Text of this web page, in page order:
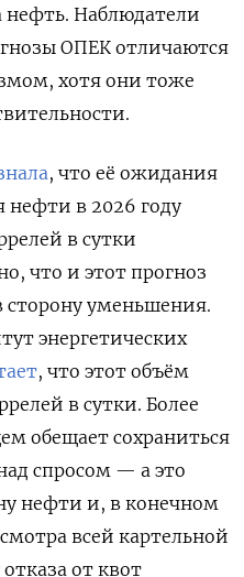
нефть. Наблюдатели
ОПЕК отличаются
хотя они тоже
, что её ожидания
нефти в 2026 году
в сутки
что и этот прогноз
сторону уменьшения.
энергетических
, что этот объём
в сутки. Более
обещает сохраниться
спросом — а это
нефти и, в конечном
всей картельной
от квот